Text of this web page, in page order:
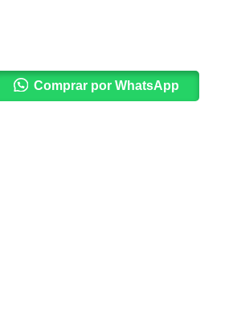
Comprar por WhatsApp